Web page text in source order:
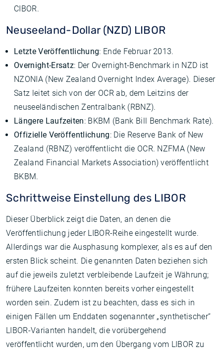
CIBOR.
Neuseeland-Dollar (NZD) LIBOR
Letzte Veröffentlichung: Ende Februar 2013.
Overnight-Ersatz: Der Overnight-Benchmark in NZD ist
NZONIA (New Zealand Overnight Index Average). Dieser
Satz leitet sich von der OCR ab, dem Leitzins der
neuseeländischen Zentralbank (RBNZ).
Längere Laufzeiten: BKBM (Bank Bill Benchmark Rate).
Offizielle Veröffentlichung: Die Reserve Bank of New
Zealand (RBNZ) veröffentlicht die OCR. NZFMA (New
Zealand Financial Markets Association) veröffentlicht
BKBM.
Schrittweise Einstellung des LIBOR
Dieser Überblick zeigt die Daten, an denen die
Veröffentlichung jeder LIBOR-Reihe eingestellt wurde.
Allerdings war die Ausphasung komplexer, als es auf den
ersten Blick scheint. Die genannten Daten beziehen sich
auf die jeweils zuletzt verbleibende Laufzeit je Währung;
frühere Laufzeiten konnten bereits vorher eingestellt
worden sein. Zudem ist zu beachten, dass es sich in
einigen Fällen um Enddaten sogenannter „synthetischer“
LIBOR-Varianten handelt, die vorübergehend
veröffentlicht wurden, um den Übergang vom LIBOR zu